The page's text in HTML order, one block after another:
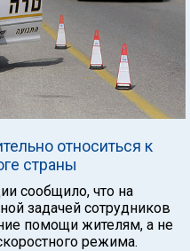
относиться к
страны
сообщило, что на
задачей сотрудников
помощи жителям, а не
режима.